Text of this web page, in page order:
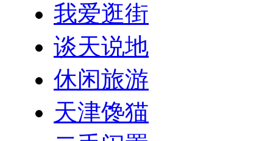
我爱逛街
谈天说地
休闲旅游
天津馋猫